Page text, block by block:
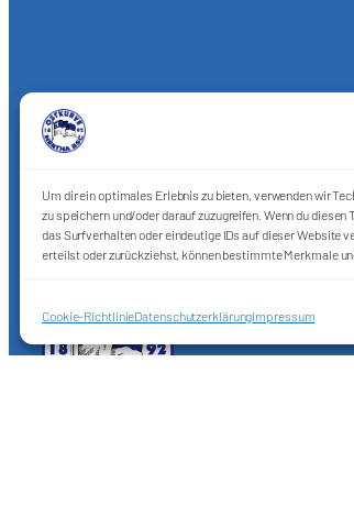
Um dir ein optimales Erlebnis zu bieten, verwenden wir
zu speichern und/oder darauf zuzugreifen. Wenn du
das Surfverhalten oder eindeutige IDs auf dieser Website
erteilst oder zurückziehst, können bestimmte Merkmale
Cookie-RichtlinieDatenschutzerklärungImpressum